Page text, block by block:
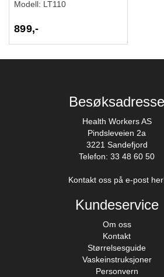
Modell: LT110
899,-
Besøksadresse
Health Workers AS
Pindsleveien 2a
3221 Sandefjord
Telefon: 33 48 60 50
Kontakt oss på e-post
Kundeservice
Om oss
Kontakt
Størrelsesguide
Vaskeinstruksjoner
Personvern